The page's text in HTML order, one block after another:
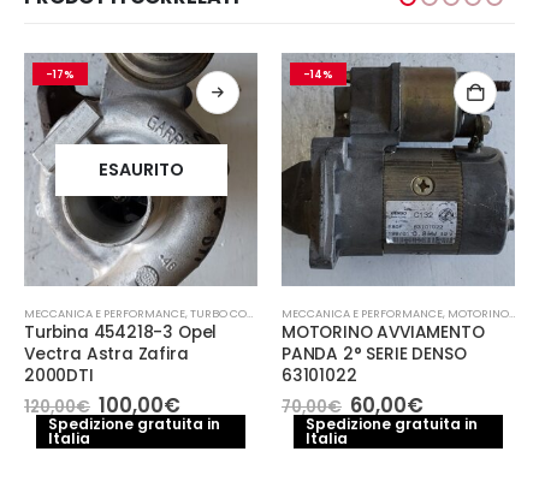
E PERFORMANCE
-17%
ESAURITO
MECCANICA E PERFORMANCE,TURBO COMPRESSORE- TURBINA
Turbina 454218-3 Opel
Vectra Astra Zafira
2000DTI
120,00€ Il
prezzo
originale
100,00€Il
prezzo
attuale
Spedizione gratuita in
Italia
-14%
MECCANICA E PERFORMANCE, MOTORINO AVVIAMENTO
MOTORINO AVVIAMENTO
PANDA 2° SERIE DENSO
63101022
70,00€ Il
prezzo
originale
60,00€Il
prezzo
attuale
Spedizione gratuita in
Italia